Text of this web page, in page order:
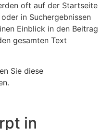
oft auf der Startseite
in Suchergebnissen
Einblick in den Beitrag
gesamten Text
Sie diese
in